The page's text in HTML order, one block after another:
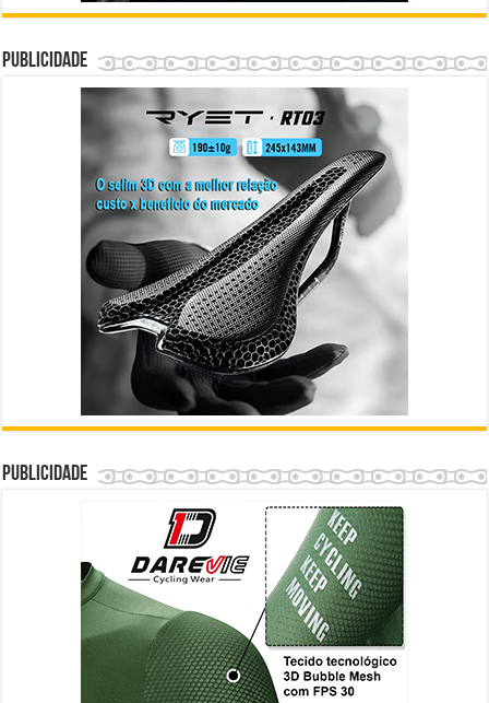
Publicidade
Publicidade